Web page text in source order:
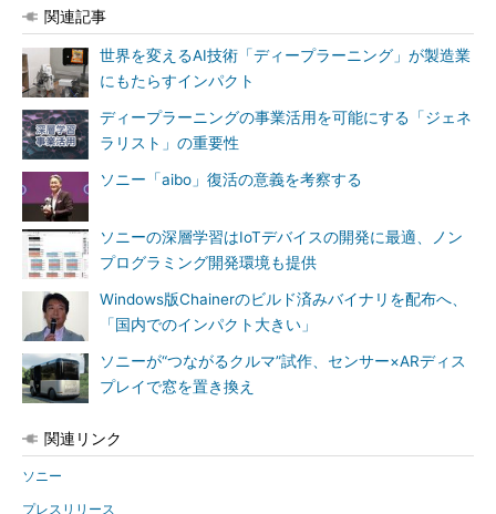
関連記事
世界を変えるAI技術「ディープラーニング」が製造業
にもたらすインパクト
ディープラーニングの事業活用を可能にする「ジェネ
ラリスト」の重要性
ソニー「aibo」復活の意義を考察する
ソニーの深層学習はIoTデバイスの開発に最適、ノン
プログラミング開発環境も提供
Windows版Chainerのビルド済みバイナリを配布へ、
「国内でのインパクト大きい」
ソニーが“つながるクルマ”試作、センサー×ARディス
プレイで窓を置き換え
関連リンク
ソニー
プレスリリース